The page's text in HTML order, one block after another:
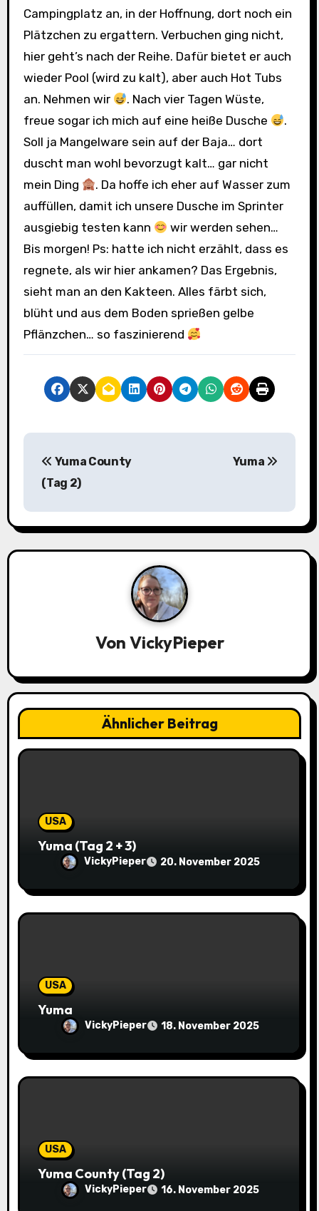
Campingplatz an, in der Hoffnung, dort noch ein
Plätzchen zu ergattern. Verbuchen ging nicht,
hier geht’s nach der Reihe. Dafür bietet er auch
wieder Pool (wird zu kalt), aber auch Hot Tubs
an. Nehmen wir
. Nach vier Tagen Wüste,
freue sogar ich mich auf eine heiße Dusche
.
Soll ja Mangelware sein auf der Baja… dort
duscht man wohl bevorzugt kalt… gar nicht
mein Ding
. Da hoffe ich eher auf Wasser zum
auffüllen, damit ich unsere Dusche im Sprinter
ausgiebig testen kann
wir werden sehen…
Bis morgen! Ps: hatte ich nicht erzählt, dass es
regnete, als wir hier ankamen? Das Ergebnis,
sieht man an den Kakteen. Alles färbt sich,
blüht und aus dem Boden sprießen gelbe
Pflänzchen… so faszinierend
B
i
t
n
a
v
i
o
Yuma County
(Tag 2)
Yuma
Von VickyPieper
Ähnlicher Beitrag
USA
Yuma (Tag 2 + 3)
VickyPieper 20. November 2025
USA
Yuma
VickyPieper 18. November 2025
USA
Yuma County (Tag 2)
VickyPieper 16. November 2025